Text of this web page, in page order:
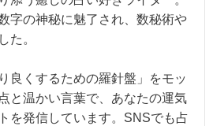
字の神秘に魅了され、数秘術や
た。
良くするための羅針盤」をモッ
と温かい言葉で、あなたの運気
を発信しています。SNSでも占